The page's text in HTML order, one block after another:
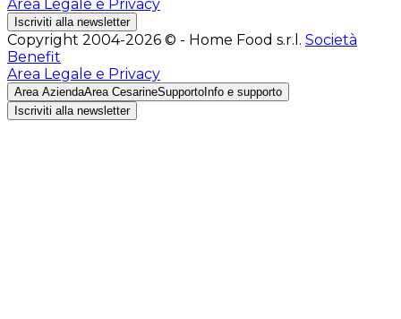
Area Legale e Privacy
Iscriviti alla newsletter
Copyright 2004-2026 © - Home Food s.r.l. Società
Benefit
Area Legale e Privacy
Area AziendaArea CesarineSupporto Info e supporto
Iscriviti alla newsletter